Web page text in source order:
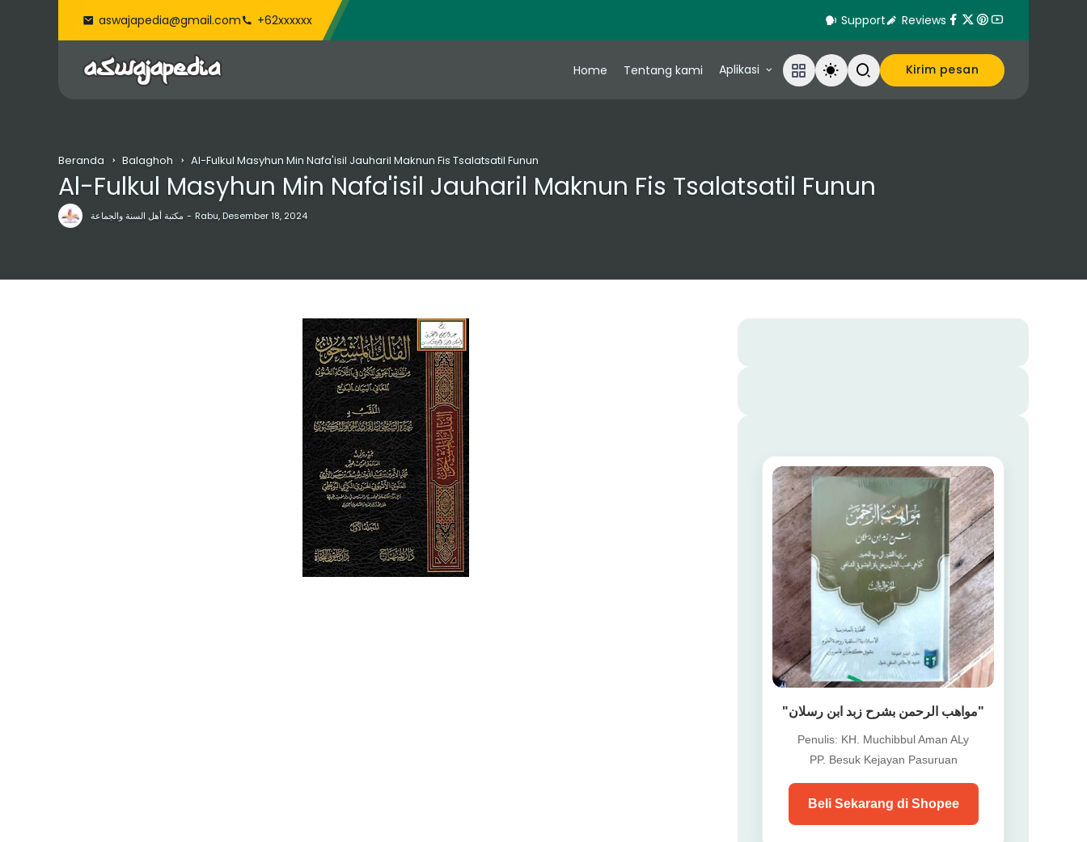
aswajapedia@gmail.com +62xxxxxx Support Reviews
Home Tentang kami Aplikasi Kirim pesan
Beranda Balaghoh Al-Fulkul Masyhun Min Nafa'isil Jauharil Maknun Fis Tsalatsatil Funun
مكتبة أهل السنة والجماعة Rabu, Desember 18, 2024
Al-Fulkul Masyhun Min Nafa'isil Jauharil Maknun Fis Tsalatsatil Funun
"مواهب الرحمن بشرح زبد ابن رسلان"
Penulis: KH. Muchibbul Aman ALy
PP. Besuk Kejayan Pasuruan
Beli Sekarang di Shopee